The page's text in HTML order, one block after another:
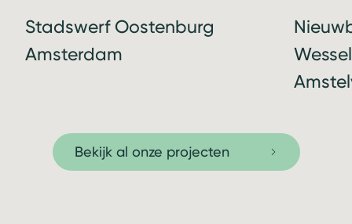
Stadswerf Oostenburg
Amsterdam
Bekijk al onze projecten